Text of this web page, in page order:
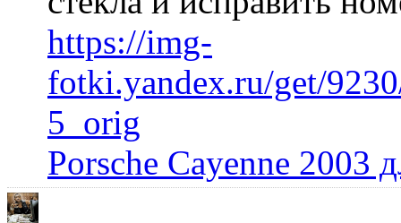
https://img-
fotki.yandex.ru/get/
5_orig
Porsche Cayenne 2003